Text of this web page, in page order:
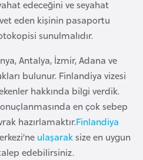
edeceğini ve seyahat
eden kişinin pasaportu
sunulmalıdır.
Antalya, İzmir, Adana ve
bulunur. Finlandiya vizesi
hakkında bilgi verdik.
en çok sebep
hazırlamaktır.Finlandiya
ulaşaraksize en uygun
edebilirsiniz.